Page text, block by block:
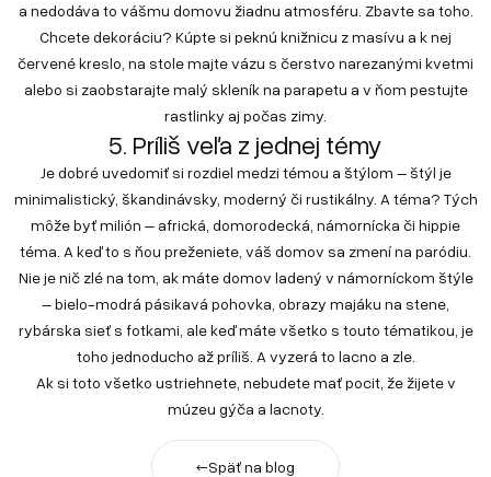
a nedodáva to vášmu domovu žiadnu atmosféru. Zbavte sa toho.
Chcete dekoráciu? Kúpte si peknú knižnicu z masívu a k nej
červené kreslo, na stole majte vázu s čerstvo narezanými kvetmi
alebo si zaobstarajte malý skleník na parapetu a v ňom pestujte
rastlinky aj počas zimy.
5. Príliš veľa z jednej témy
Je dobré uvedomiť si rozdiel medzi témou a štýlom – štýl je
minimalistický, škandinávsky, moderný či rustikálny. A téma? Tých
môže byť milión – africká, domorodecká, námornícka či hippie
téma. A keď to s ňou preženiete, váš domov sa zmení na paródiu.
Nie je nič zlé na tom, ak máte domov ladený v námorníckom štýle
– bielo-modrá pásikavá pohovka, obrazy majáku na stene,
rybárska sieť s fotkami, ale keď máte všetko s touto tématikou, je
toho jednoducho až príliš. A vyzerá to lacno a zle.
Ak si toto všetko ustriehnete, nebudete mať pocit, že žijete v
múzeu gýča a lacnoty.
←Späť na blog